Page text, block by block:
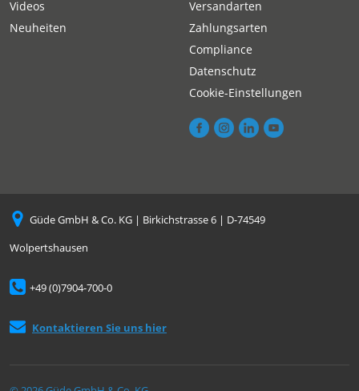
Videos
Neuheiten
Versandarten
Zahlungsarten
Compliance
Datenschutz
Cookie-Einstellungen
Güde GmbH & Co. KG | Birkichstrasse 6 | D-74549
Wolpertshausen
+49 (0)7904-700-0
Kontaktieren Sie uns hier